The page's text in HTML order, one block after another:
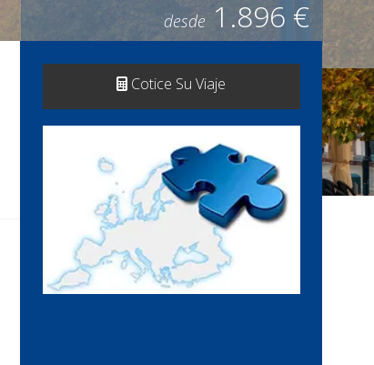
desde 1.896 €
Cotice Su Viaje